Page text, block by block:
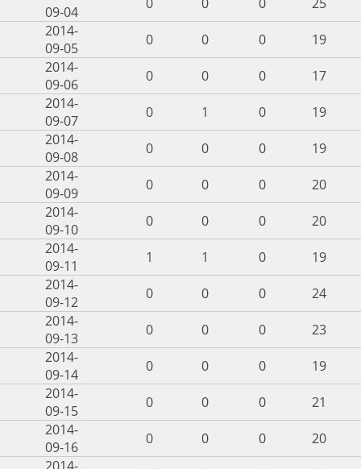
09-04
2014-
09-05
0 0 0
19
2014-
09-06
0 0 0
17
2014-
09-07
0 1 0
19
2014-
09-08
0 0 0
19
2014-
09-09
0 0 0
20
2014-
09-10
0 0 0
20
2014-
09-11
1 1 0
19
2014-
09-12
0 0 0
24
2014-
09-13
0 0 0
23
2014-
09-14
0 0 0
19
2014-
09-15
0 0 0
21
2014-
09-16
0 0 0
20
2014-